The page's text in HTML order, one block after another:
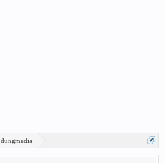
dungmedia